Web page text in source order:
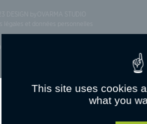
OVARMA STUDIO
légales et données personnelles
!
This site uses cookies
what you